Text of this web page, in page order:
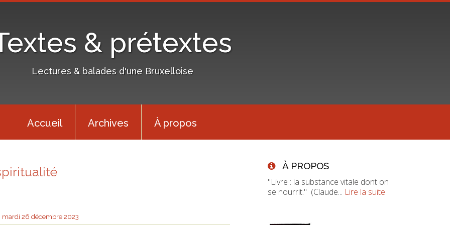
& prétextes
Lectures & balades d'une Bruxelloise
Accueil Archives À propos
mardi 26 décembre 2023
À PROPOS
"Livre : la substance vitale dont on
se nourrit." (Claude... Lire la suite